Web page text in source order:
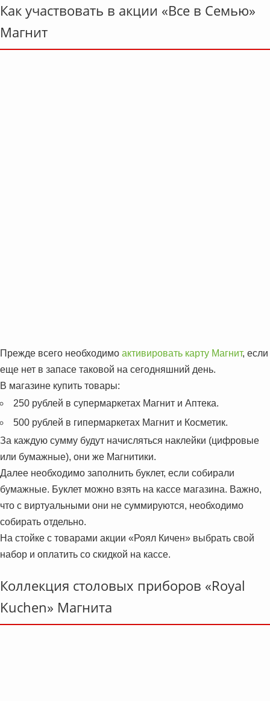
Как участвовать в акции «Все в Семью»
Магнит
Прежде всего необходимо активировать карту Магнит, если
еще нет в запасе таковой на сегодняшний день.
В магазине купить товары:
250 рублей в супермаркетах Магнит и Аптека.
500 рублей в гипермаркетах Магнит и Косметик.
За каждую сумму будут начисляться наклейки (цифровые
или бумажные), они же Магнитики.
Далее необходимо заполнить буклет, если собирали
бумажные. Буклет можно взять на кассе магазина. Важно,
что с виртуальными они не суммируются, необходимо
собирать отдельно.
На стойке с товарами акции «Роял Кичен» выбрать свой
набор и оплатить со скидкой на кассе.
Коллекция столовых приборов «Royal
Kuchen» Магнита